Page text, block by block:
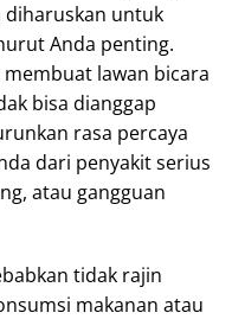
diharuskan untuk
Anda penting.
lawan bicara
bisa dianggap
rasa percaya
dari penyakit serius
atau gangguan
tidak rajin
makanan atau